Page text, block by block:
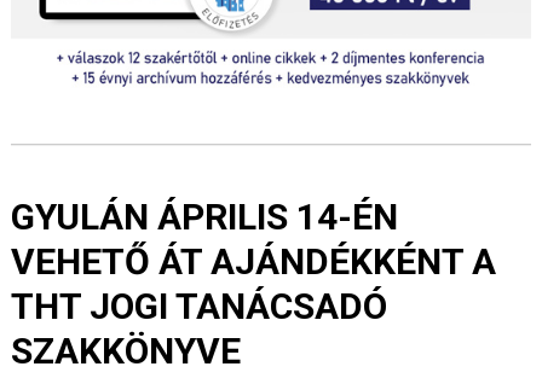
GYULÁN ÁPRILIS 14-ÉN
VEHETŐ ÁT AJÁNDÉKKÉNT A
THT JOGI TANÁCSADÓ
SZAKKÖNYVE